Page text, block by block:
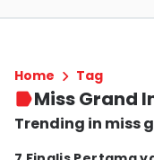
Home Tag
Miss Grand
Trending in miss